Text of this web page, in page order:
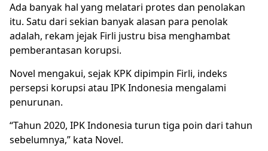
Ada banyak hal yang melatari protes dan penolakan
itu. Satu dari sekian banyak alasan para penolak
adalah, rekam jejak Firli justru bisa menghambat
pemberantasan korupsi.
Novel mengakui, sejak KPK dipimpin Firli, indeks
persepsi korupsi atau IPK Indonesia mengalami
penurunan.
“Tahun 2020, IPK Indonesia turun tiga poin dari tahun
sebelumnya,” kata Novel.